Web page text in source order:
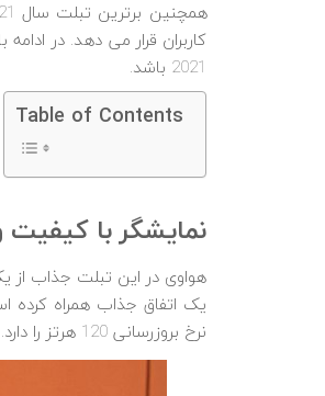
همچنین برترین تبلت سال 2021
2021 باشد.
Table of Contents
نمایشگر با
نرخ بروزرسانی 120 هرتز را دارد.